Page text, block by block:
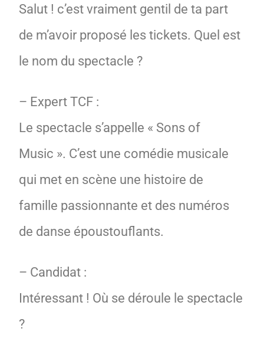
Salut ! c’est vraiment gentil de ta part
de m’avoir proposé les tickets. Quel est
le nom du spectacle ?
– Expert TCF :
Le spectacle s’appelle « Sons of
Music ». C’est une comédie musicale
qui met en scène une histoire de
famille passionnante et des numéros
de danse époustouflants.
– Candidat :
Intéressant ! Où se déroule le spectacle
?